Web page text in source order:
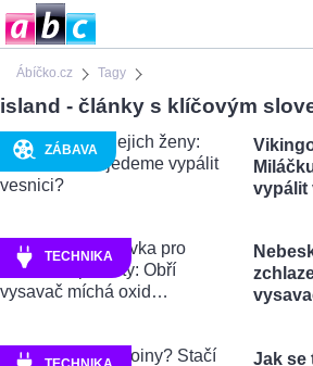
Ábíčko.cz Tagy
island - články s klíčovým
ZÁBAVA
vypálit
TECHNIKA
Jak se